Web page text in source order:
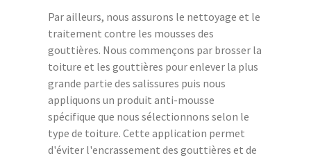
Par ailleurs, nous assurons le nettoyage et le
traitement contre les mousses des
gouttières. Nous commençons par brosser la
toiture et les gouttières pour enlever la plus
grande partie des salissures puis nous
appliquons un produit anti-mousse
spécifique que nous sélectionnons selon le
type de toiture. Cette application permet
d'éviter l'encrassement des gouttières et de